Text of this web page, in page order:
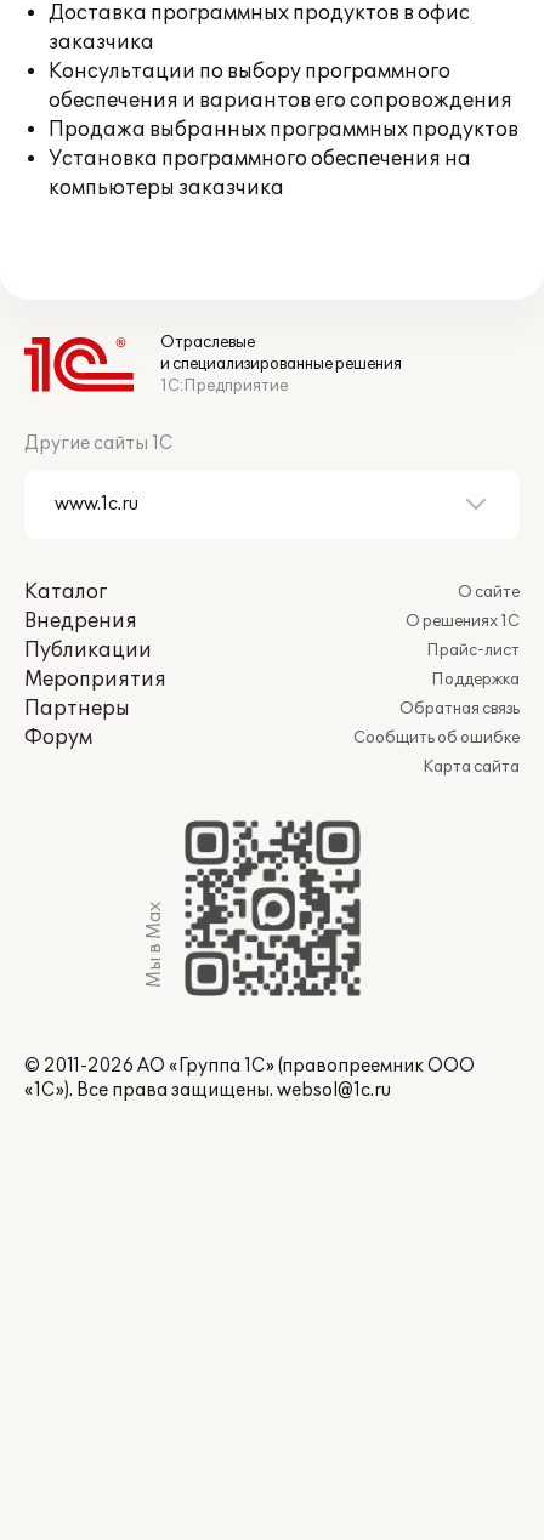
Доставка программных продуктов в офис
заказчика
Консультации по выбору программного
обеспечения и вариантов его сопровождения
Продажа выбранных программных продуктов
Установка программного обеспечения на
компьютеры заказчика
Отраслевые
и специализированные решения
1С:Предприятие
Другие сайты 1С
Каталог
Внедрения
Публикации
Мероприятия
Партнеры
Форум
О сайте
О решениях 1С
Прайс-лист
Поддержка
Обратная связь
Сообщить об ошибке
Карта сайта
Мы в Max
© 2011-2026 АО «Группа 1С» (правопреемник ООО
«1С»). Все права защищены. websol@1c.ru